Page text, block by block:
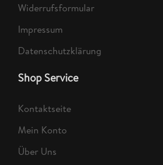
Widerrufsformular
Impressum
Datenschutzklärung
Shop Service
Kontaktseite
Mein Konto
Über Uns